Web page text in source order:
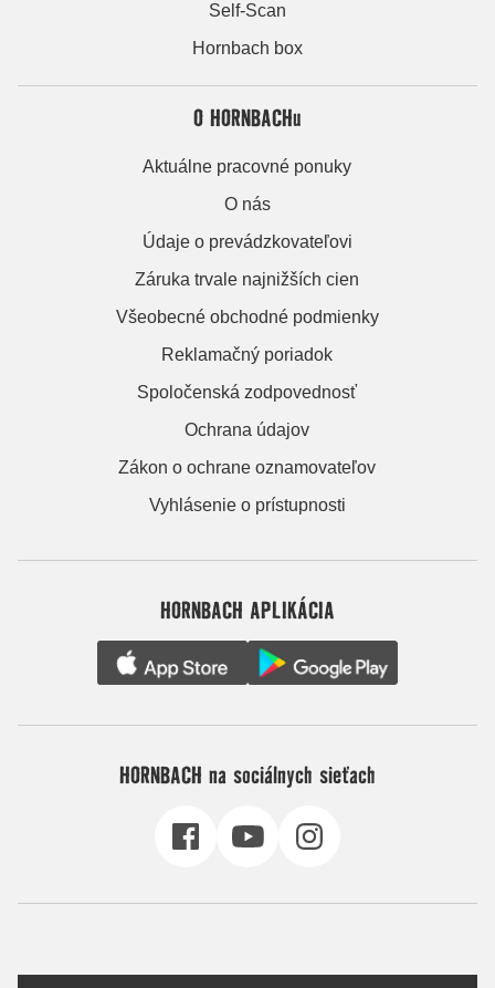
Self-Scan
Hornbach box
O HORNBACHu
Aktuálne pracovné ponuky
O nás
Údaje o prevádzkovateľovi
Záruka trvale najnižších cien
Všeobecné obchodné podmienky
Reklamačný poriadok
Spoločenská zodpovednosť
Ochrana údajov
Zákon o ochrane oznamovateľov
Vyhlásenie o prístupnosti
HORNBACH APLIKÁCIA
HORNBACH na sociálnych sieťach